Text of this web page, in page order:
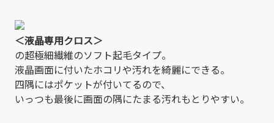
＜液晶専用クロス＞
の超極細繊維のソフト起毛タイプ。
液晶画面に付いたホコリや汚れを綺麗にできる。
四隅にはポケットが付いてるので、
いっつも最後に画面の隅にたまる汚れもとりやすい。